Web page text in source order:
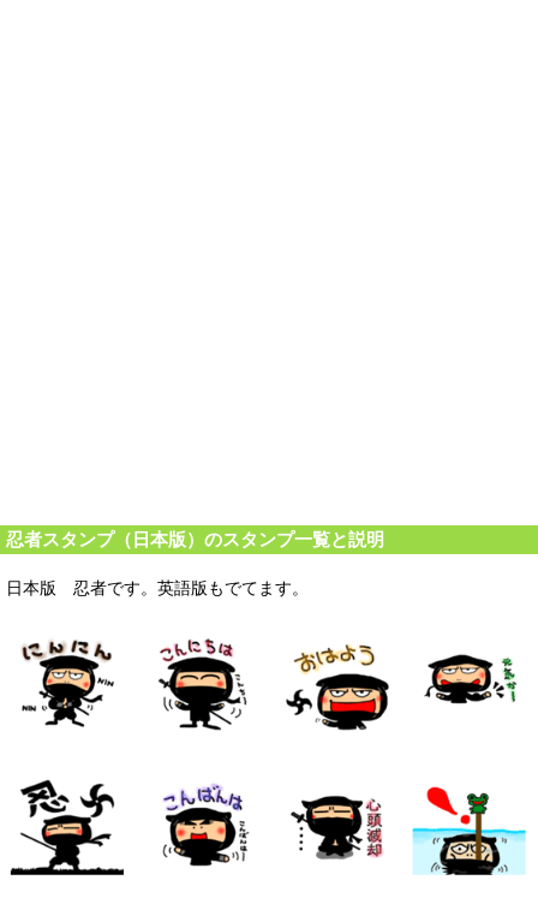
忍者スタンプ（日本版）のスタンプ一覧と説明
日本版 忍者です。英語版もでてます。